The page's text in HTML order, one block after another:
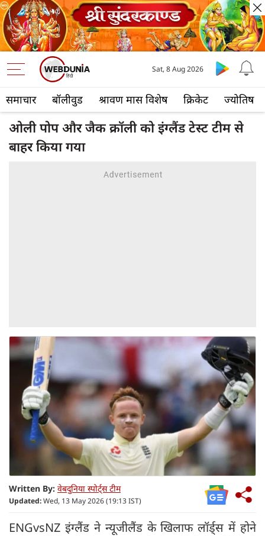
समाचार बॉलीवुड श्रावण मास विशेष क्रिकेट ज्योतिष
Sat, 8 Aug 2026
ओली पोप और जैक क्रॉली को इंग्लैंड टेस्ट टीम से
बाहर किया गया
Written By: वेबदुनिया स्पोर्ट्स टीम
Updated:Wed, 13 May 2026 (19:13 IST)
ENGvsNZ इंग्लैंड ने न्यूजीलैंड के खिलाफ लॉर्ड्स में होने